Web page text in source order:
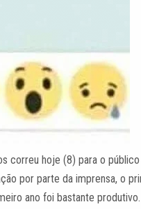
correu hoje (8) para o público
por parte da imprensa, o
ano foi bastante